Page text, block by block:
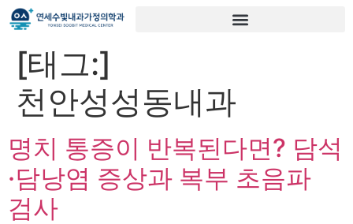
[태그:]
천안성성동내과
명치 통증이 반복된다면? 담석
·담낭염 증상과 복부 초음파
검사